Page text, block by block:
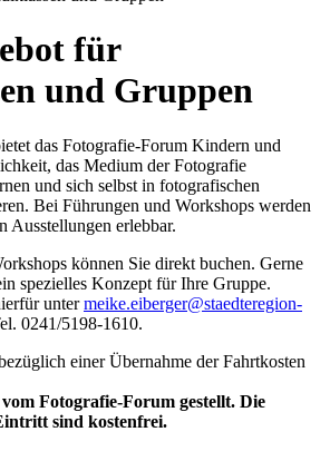
für
und Gruppen
das Fotografie-Forum Kindern und
das Medium der Fotografie
und sich selbst in fotografischen
Bei Führungen und Workshops werden
Ausstellungen erlebbar.
können Sie direkt buchen. Gerne
spezielles Konzept für Ihre Gruppe.
untermeike.eiberger@staedteregion-
0241/5198-1610.
einer Übernahme der Fahrtkosten
Fotografie-Forum gestellt. Die
sind kostenfrei.